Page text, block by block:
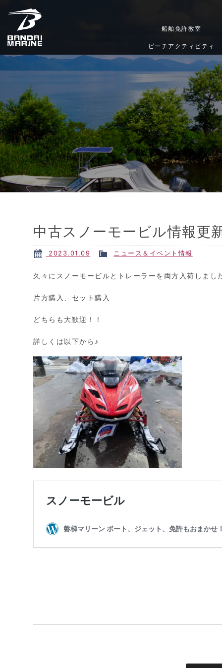
船舶免許教室
ビーチアクティビティ
中古スノーモービル情報更
2023.01.09 ニュース＆イベント情報
久々にスノーモービルとトレーラーを両方入荷しまし
片方購入、セット購入
どちらも大歓迎！！
詳しくは以下から♪